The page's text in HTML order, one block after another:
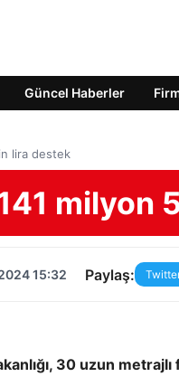
Güncel Haberler
lira destek
milyon
15:32 Paylaş:
30 uzun